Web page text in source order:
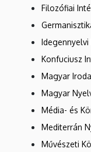
Filozófiai
Konfuciusz
Magyar
Magyar
Média- és
Mediterrán
Művészeti